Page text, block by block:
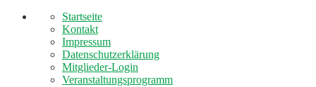
Startseite
Kontakt
Impressum
Datenschutzerklärung
Mitglieder-Login
Veranstaltungsprogramm